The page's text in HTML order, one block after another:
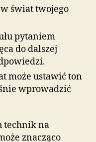
świat twojego
pytaniem
do dalszej
może ustawić ton
wprowadzić
technik na
znacząco